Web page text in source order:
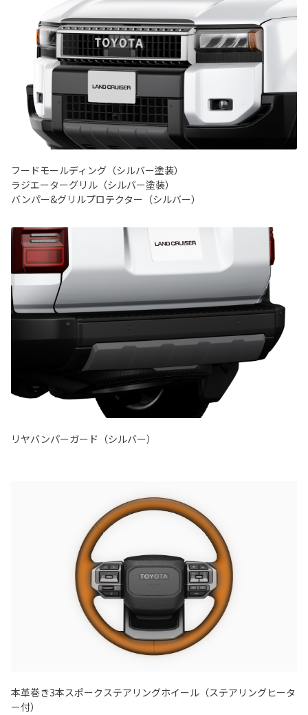
フードモールディング（シルバー塗装）
ラジエーターグリル（シルバー塗装）
バンパー&グリルプロテクター（シルバー）
リヤバンパーガード（シルバー）
本革巻き3本スポークステアリングホイール（ステアリングヒータ
ー付）